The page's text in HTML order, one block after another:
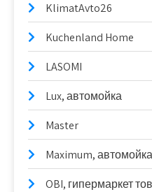
KlimatAvto26
Kuchenland Home
LASOMI
Lux, автомойка
Master
Maximum, автомойка
OBI, гипермаркет